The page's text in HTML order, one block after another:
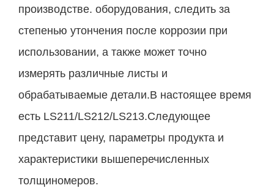
производстве. оборудования, следить за
степенью утончения после коррозии при
использовании, а также может точно
измерять различные листы и
обрабатываемые детали.В настоящее время
есть LS211/LS212/LS213.Следующее
представит цену, параметры продукта и
характеристики вышеперечисленных
толщиномеров.